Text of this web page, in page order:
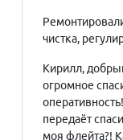
чистка,
Кирилл,
огромное
передаёт
моя флейта?!